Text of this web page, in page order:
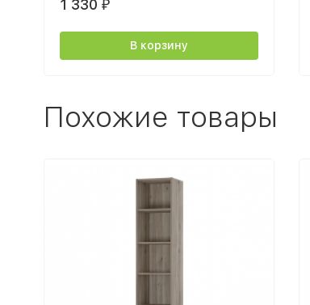
1 330 ₽
В корзину
Похожие товары